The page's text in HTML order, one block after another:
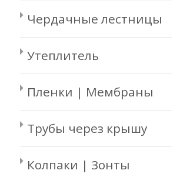
Чердачные лестницы
Утеплитель
Пленки | Мембраны
Трубы через крышу
Колпаки | Зонты